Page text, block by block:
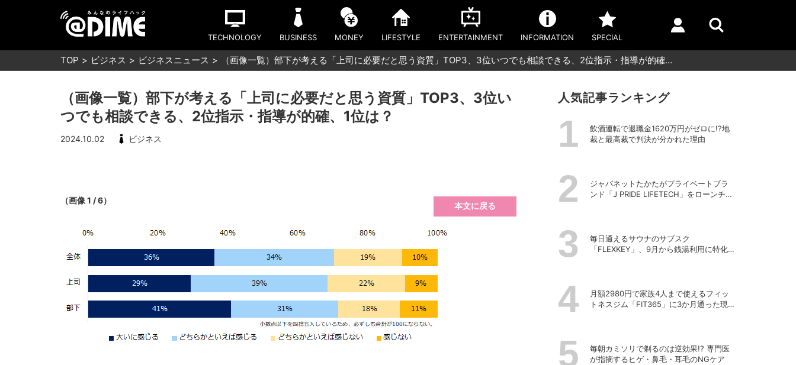
TECHNOLOGY BUSINESS MONEY LIFESTYLE ENTERTAINMENT INFORMATION SPECIAL
TOP ビジネス ビジネスニュース （画像一覧）部下が考える「上司に必要だと思う資質」TOP3、3位いつでも相談できる、2位指示・指導が的確…
（画像一覧）部下が考える「上司に必要だと思う資質」TOP3、3位い
つでも相談できる、2位指示・指導が的確、1位は？
2024.10.02 ビジネス
（画像 1 / 6）
本文に戻る
人気記事ランキング
飲酒運転で退職金1620万円がゼロに!?地
裁と最高裁で判決が分かれた理由
ジャパネットたかたがプライベートブラ
ンド「J PRIDE LIFETECH」をローンチ、
毎日通えるサウナのサブスク
「FLEXKEY」、9月から銭湯利用に特化し
月額2980円で家族4人まで使えるフィッ
トネスジム「FIT365」に3か月通った現在
毎朝カミソリで剃るのは逆効果!? 専門医
が指摘するヒゲ・鼻毛・耳毛のNGケア